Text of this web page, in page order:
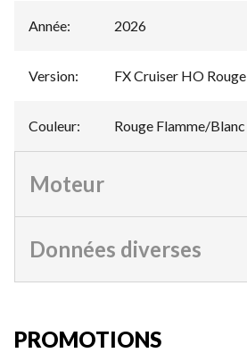
Année: 2026
Version: FX Cruiser HO
Couleur: Rouge Flamme/Blanc
Moteur
Données diverses
PROMOTIONS